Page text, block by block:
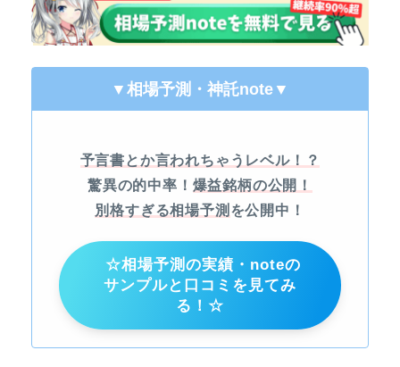
▼相場予測・神託note ▼
予言書とか言われちゃうレベル！？
驚異の的中率！ 爆益銘柄の公開！
別格すぎる相場予測 を公開中！
☆相場予測の実績・noteの
サンプルと口コミを見てみ
る！☆